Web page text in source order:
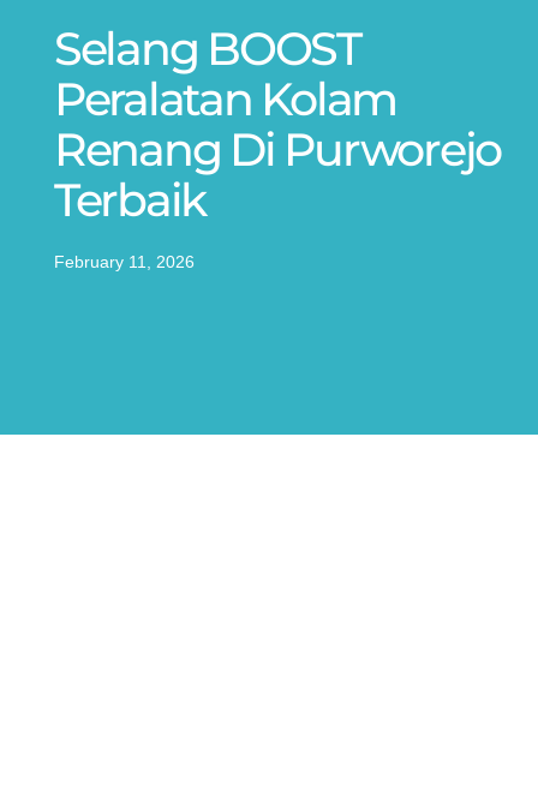
Selang BOOST
Peralatan Kolam
Renang Di Purworejo
Terbaik
February 11, 2026